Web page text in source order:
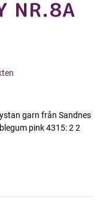
NR.8A
garn från Sandnes
pink 4315: 2 2